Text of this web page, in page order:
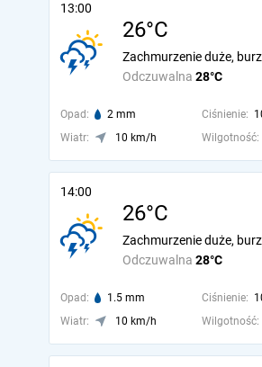
13:00
26°C
Odczuwalna 28°C
Zachmurzenie duże,
Opad: 2 mm Ciśnienie:
Wiatr:
10 km/h Wilgotność:
14:00
26°C
Odczuwalna 28°C
Zachmurzenie duże,
Opad: 1.5 mm Ciśnienie:
Wiatr:
10 km/h Wilgotność: